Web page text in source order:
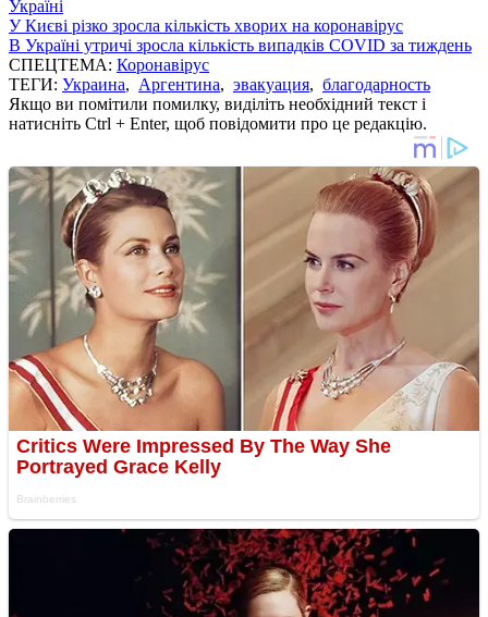
Україні
У Києві різко зросла кількість хворих на коронавірус
В Україні утричі зросла кількість випадків COVID за тиждень
СПЕЦТЕМА: Коронавірус
ТЕГИ: Украина, Аргентина, эвакуация, благодарность
Якщо ви помітили помилку, виділіть необхідний текст і
натисніть Ctrl + Enter, щоб повідомити про це редакцію.